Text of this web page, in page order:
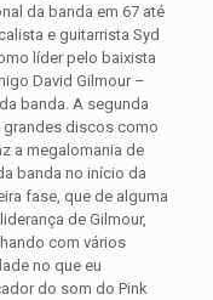
da banda em 67 até
e guitarrista Syd
líder pelo baixista
David Gilmour –
banda. A segunda
grandes discos como
a megalomania de
banda no início da
fase, que de alguma
de Gilmour,
com vários
no que eu
do som do Pink